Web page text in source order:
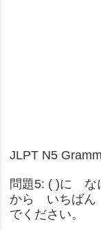
JLPT N5
問題5: ( )に な
から いちば
でください。